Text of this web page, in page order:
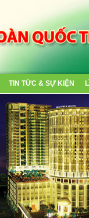
TIN TỨC & SỰ KIỆN